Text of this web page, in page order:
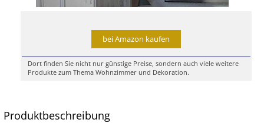
bei Amazon kaufen
Dort finden Sie nicht nur günstige Preise, sondern auch viele weitere
Produkte zum Thema Wohnzimmer und Dekoration.
Produktbeschreibung